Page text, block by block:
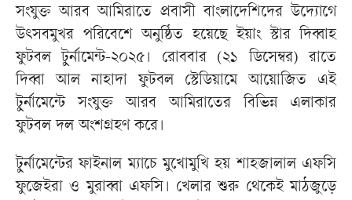
সংযুক্ত আরব আমিরাতে প্রবাসী বাংলাদেশিদের উদ্যোগে
উৎসবমুখর পরিবেশে অনুষ্ঠিত হয়েছে ইয়াং স্টার দিব্বাহ
ফুটবল টুর্নামেন্ট-২০২৫। রোববার (২১ ডিসেম্বর) রাতে
দিব্বা আল নাহাদা ফুটবল স্টেডিয়ামে আয়োজিত এই
টুর্নামেন্টে সংযুক্ত আরব আমিরাতের বিভিন্ন এলাকার
ফুটবল দল অংশগ্রহণ করে।
টুর্নামেন্টের ফাইনাল ম্যাচে মুখোমুখি হয় শাহজালাল এফসি
ফুজেইরা ও মুরাব্বা এফসি। খেলার শুরু থেকেই মাঠজুড়ে